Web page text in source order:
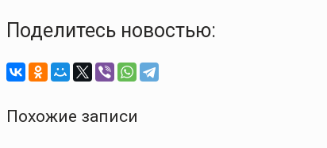
Поделитесь новостью:
Похожие записи